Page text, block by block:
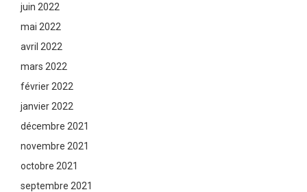
juin 2022
mai 2022
avril 2022
mars 2022
février 2022
janvier 2022
décembre 2021
novembre 2021
octobre 2021
septembre 2021